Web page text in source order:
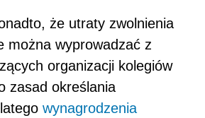
że utraty zwolnienia
można wyprowadzać z
organizacji kolegiów
zasad określania
wynagrodzenia